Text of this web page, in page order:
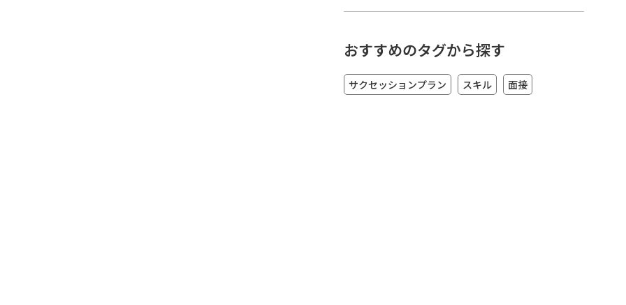
おすすめのタグから探す
サクセッションプラン スキル 面接